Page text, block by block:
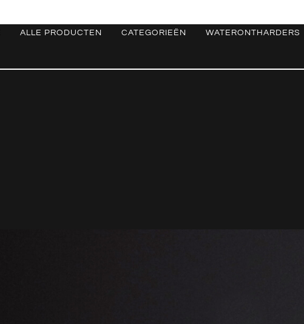
ALLE PRODUCTEN CATEGORIEËN WATERONTHARDERS